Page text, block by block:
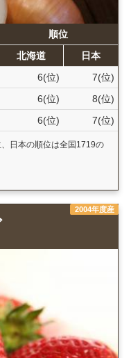
順位
北海道
日本
6(位)
7(位)
6(位)
8(位)
6(位) 7(位)
日本の順位は全国1719の
2004年度産